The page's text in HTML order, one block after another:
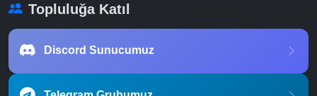
Topluluğa Katıl
Discord Sunucumuz